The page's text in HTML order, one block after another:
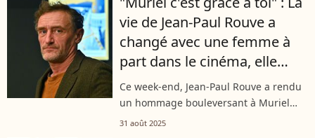
Jean-Paul Rouve aime passer ses étés
dans...
vie de Jean-Paul Rouve a
changé avec une femme à
part dans le cinéma, elle
s'est éteinte soudainement à
59 ans
Ce week-end, Jean-Paul Rouve a rendu
un hommage bouleversant à Muriel
Bec, dresseuse animalière reconnue
31 août 2025